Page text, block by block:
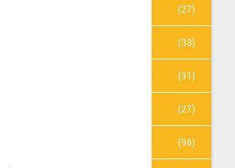
(27)
(33)
(31)
(27)
(96)